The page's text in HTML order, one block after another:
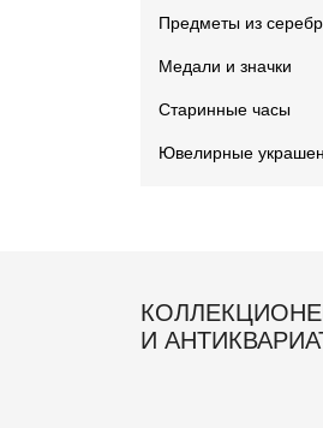
Предметы из
Медали и значки
Старинные часы
Ювелирные
И